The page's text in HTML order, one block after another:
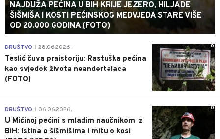
NAJDUŽA PEĆINA U BIH KRIJE JEZERO, HILJADE
ŠIŠMIŠA I KOSTI PEĆINSKOG MEDVJEDA STARE VIŠE
OD 20.000 GODINA (FOTO)
0
DRUŠTVO 28.06.2026.
Teslić čuva praistoriju: Rastuška pećina
kao svjedok života neandertalaca
(FOTO)
0
DRUŠTVO 06.06.2026.
U Mićinoj pećini s mladim naučnikom iz
BiH: Istina o šišmišima i mitu o kosi